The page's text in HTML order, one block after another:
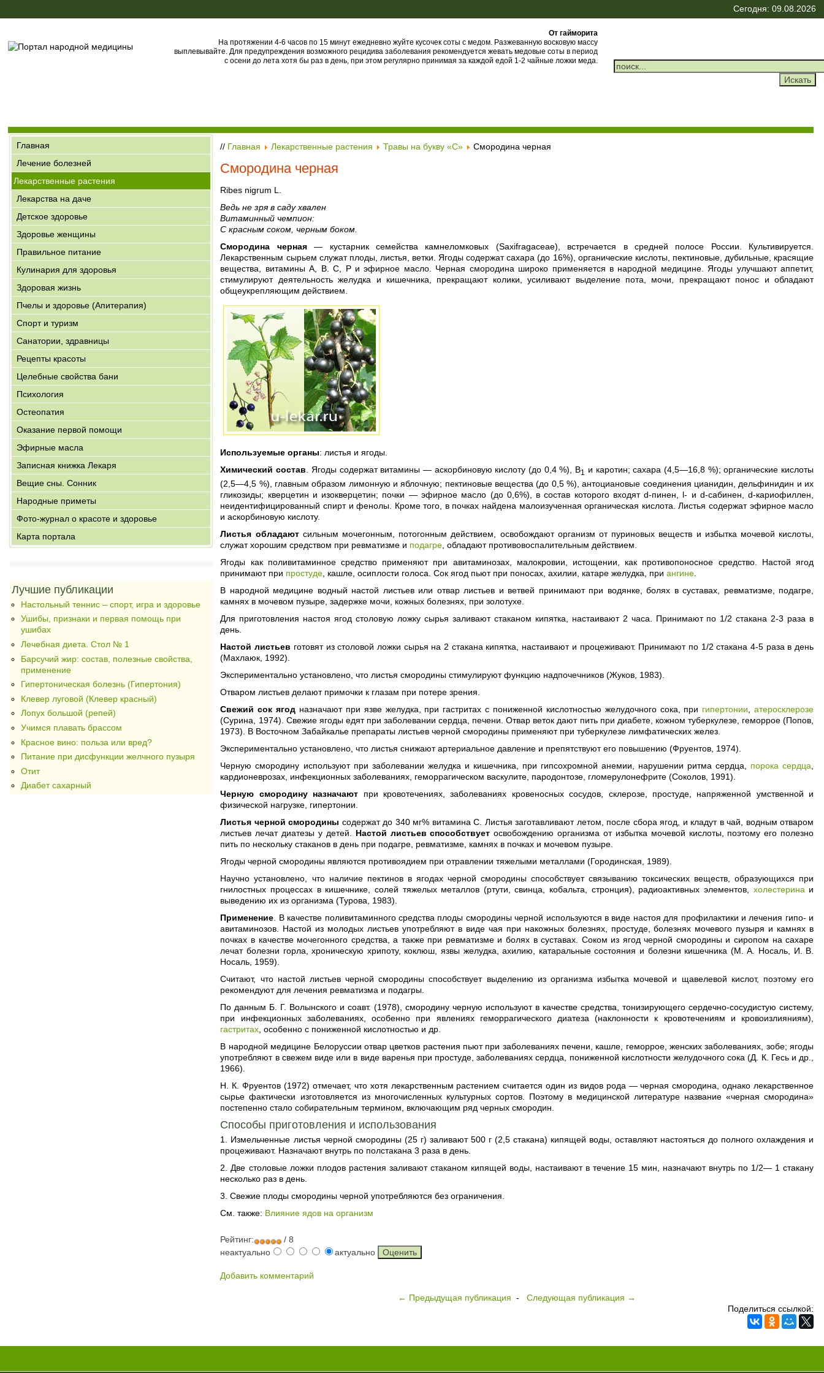
Сегодня: 09.08.2026
От гайморита
На протяжении 4-6 часов по 15 минут ежедневно жуйте кусочек соты с медом. Разжеванную восковую массу
выплевывайте. Для предупреждения возможного рецидива заболевания рекомендуется жевать медовые соты в период
с осени до лета хотя бы раз в день, при этом регулярно принимая за каждой едой 1-2 чайные ложки меда.
Главная
Лечение болезней
Лекарственные растения
Лекарства на даче
Детское здоровье
Здоровье женщины
Правильное питание
Кулинария для здоровья
Здоровая жизнь
Пчелы и здоровье (Апитерапия)
Спорт и туризм
Санатории, здравницы
Рецепты красоты
Целебные свойства бани
Психология
Остеопатия
Оказание первой помощи
Эфирные масла
Записная книжка Лекаря
Вещие сны. Сонник
Народные приметы
Фото-журнал о красоте и здоровье
Карта портала
Лучшие публикации
Настольный теннис – спорт, игра и здоровье
Ушибы, признаки и первая помощь при
ушибах
Лечебная диета. Стол № 1
Барсучий жир: состав, полезные свойства,
применение
Гипертоническая болезнь (Гипертония)
Клевер луговой (Клевер красный)
Лопух большой (репей)
Учимся плавать брассом
Красное вино: польза или вред?
Питание при дисфункции желчного пузыря
Отит
Диабет сахарный
// Главная Лекарственные растения Травы на букву «С» Смородина черная
Смородина черная
Ribes nigrum L.
Ведь не зря в саду хвален
Витаминный чемпион:
С красным соком, черным боком.
Смородина черная— кустарник семейства камнеломковых (Saxifragaceae), встречается в средней полосе России. Культивируется.
Лекарственным сырьем служат плоды, листья, ветки. Ягоды содержат сахара (до 16%), органические кислоты, пектиновые, дубильные, красящие
вещества, витамины А, В. С, Р и эфирное масло. Черная смородина широко применяется в народной медицине. Ягоды улучшают аппетит,
стимулируют деятельность желудка и кишечника, прекращают колики, усиливают выделение пота, мочи, прекращают понос и обладают
общеукрепляющим действием.
Используемые органы: листья и ягоды.
Химический состав . Ягоды содержат витамины — аскорбиновую кислоту (до 0,4 %), В1
и каротин; сахара (4,5—16,8 %); органические кислоты
(2,5—4,5 %), главным образом лимонную и яблочную; пектиновые вещества (до 0,5 %), антоциановые соединения цианидин, дельфинидин и их
гликозиды; кверцетин и изокверцетин; почки — эфирное масло (до 0,6%), в состав которого входят d-пинен, l- и d-cабинен, d-кариофиллен,
неидентифицированный спирт и фенолы. Кроме того, в почках найдена малоизученная органическая кислота. Листья содержат эфирное масло
и аскорбиновую кислоту.
Листья обладаютсильным мочегонным, потогонным действием, освобождают организм от пуриновых веществ и избытка мочевой кислоты,
служат хорошим средством при ревматизме и подагре , обладают противовоспалительным действием.
Ягоды как поливитаминное средство применяют при авитаминозах, малокровии, истощении, как противопоносное средство. Настой ягод
принимают при простуде , кашле, осиплости голоса. Сок ягод пьют при поносах, ахилии, катаре желудка, приангине
В народной медицине водный настой листьев или отвар листьев и ветвей принимают при водянке, болях в суставах, ревматизме, подагре,
камнях в мочевом пузыре, задержке мочи, кожных болезнях, при золотухе.
Для приготовления настоя ягод столовую ложку сырья заливают стаканом кипятка, настаивают 2 часа. Принимают по 1/2 стакана 2-3 раза в
день.
Настой листьев готовят из столовой ложки сырья на 2 стакана кипятка, настаивают и процеживают. Принимают по 1/2 стакана 4-5 раза в день
(Махлаюк, 1992).
Экспериментально установлено, что листья смородины стимулируют функцию надпочечников (Жуков, 1983).
Отваром листьев делают примочки к глазам при потере зрения.
Свежий сок ягод назначают при язве желудка, при гастритах с пониженной кислотностью желудочного сока, при гипертонии ,атеросклерозе
(Сурина, 1974). Свежие ягоды едят при заболевании сердца, печени. Отвар веток дают пить при диабете, кожном туберкулезе, геморрое (Попов,
1973). В Восточном Забайкалье препараты листьев черной смородины применяют при туберкулезе лимфатических желез.
Экспериментально установлено, что листья снижают артериальное давление и препятствуют его повышению (Фруентов, 1974).
Черную смородину используют при заболевании желудка и кишечника, при гипсохромной анемии, нарушении ритма сердца, порока сердца
кардионеврозах, инфекционных заболеваниях, геморрагическом васкулите, пародонтозе, гломерулонефрите (Соколов, 1991).
Черную смородину назначают при кровотечениях, заболеваниях кровеносных сосудов, склерозе, простуде, напряженной умственной и
физической нагрузке, гипертонии.
Листья черной смородины содержат до 340 мг% витамина С. Листья заготавливают летом, после сбора ягод, и кладут в чай, водным отваром
листьев лечат диатезы у детей. Настой листьев способствует освобождению организма от избытка мочевой кислоты, поэтому его полезно
пить по нескольку стаканов в день при подагре, ревматизме, камнях в почках и мочевом пузыре.
Ягоды черной смородины являются противоядием при отравлении тяжелыми металлами (Городинская, 1989).
Научно установлено, что наличие пектинов в ягодах черной смородины способствует связыванию токсических веществ, образующихся при
гнилостных процессах в кишечнике, солей тяжелых металлов (ртути, свинца, кобальта, стронция), радиоактивных элементов, холестерина и
выведению их из организма (Турова, 1983).
Применение . В качестве поливитаминного средства плоды смородины черной используются в виде настоя для профилактики и лечения гипо- и
авитаминозов. Настой из молодых листьев употребляют в виде чая при накожных болезнях, простуде, болезнях мочевого пузыря и камнях в
почках в качестве мочегонного средства, а также при ревматизме и болях в суставах. Соком из ягод черной смородины и сиропом на сахаре
лечат болезни горла, хроническую хрипоту, коклюш, язвы желудка, ахилию, катаральные состояния и болезни кишечника (М. А. Носаль, И. В.
Носаль, 1959).
Считают, что настой листьев черной смородины способствует выделению из организма избытка мочевой и щавелевой кислот, поэтому его
рекомендуют для лечения ревматизма и подагры.
По данным Б. Г. Волынского и соавт. (1978), смородину черную используют в качестве средства, тонизирующего сердечно-сосудистую систему,
при инфекционных заболеваниях, особенно при явлениях геморрагического диатеза (наклонности к кровотечениям и кровоизлияниям),
гастритах , особенно с пониженной кислотностью и др.
В народной медицине Белоруссии отвар цветков растения пьют при заболеваниях печени, кашле, геморрое, женских заболеваниях, зобе; ягоды
употребляют в свежем виде или в виде варенья при простуде, заболеваниях сердца, пониженной кислотности желудочного сока (Д. К. Гесь и др.,
1966).
Н. К. Фруентов (1972) отмечает, что хотя лекарственным растением считается один из видов рода — черная смородина, однако лекарственное
сырье фактически изготовляется из многочисленных культурных сортов. Поэтому в медицинской литературе название «черная смородина»
постепенно стало собирательным термином, включающим ряд черных смородин.
Способы приготовления и использования
1. Измельченные листья черной смородины (25 г) заливают 500 г (2,5 стакана) кипящей воды, оставляют настояться до полного охлаждения и
процеживают. Назначают внутрь по полстакана 3 раза в день.
2. Две столовые ложки плодов растения заливают стаканом кипящей воды, настаивают в течение 15 мин, назначают внутрь по 1/2— 1 стакану
несколько раз в день.
3. Свежие плоды смородины черной употребляются без ограничения.
См. также: Влияние ядов на организм
Рейтинг:
/ 8
неактуально
актуально
Добавить комментарий
← Предыдущая публикация -Следующая публикация →
Поделиться ссылкой: